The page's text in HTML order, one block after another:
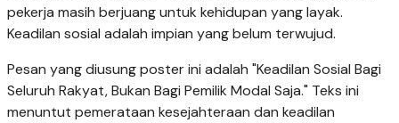
pekerja masih berjuang untuk kehidupan yang layak.
Keadilan sosial adalah impian yang belum terwujud.
Pesan yang diusung poster ini adalah "Keadilan Sosial Bagi
Seluruh Rakyat, Bukan Bagi Pemilik Modal Saja." Teks ini
menuntut pemerataan kesejahteraan dan keadilan